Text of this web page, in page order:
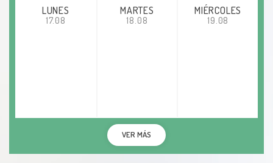
Síndrome de ovarios poliquísticos (SOP)
Virus del papiloma humano (HPV)
LUNES
17.08
MARTES
18.08
MIÉRCOLES
19.08
VER MÁS